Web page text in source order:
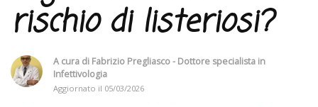
rischio di listeriosi?
A cura di Fabrizio Pregliasco - Dottore specialista in
Infettivologia
Aggiornato il 05/03/2026